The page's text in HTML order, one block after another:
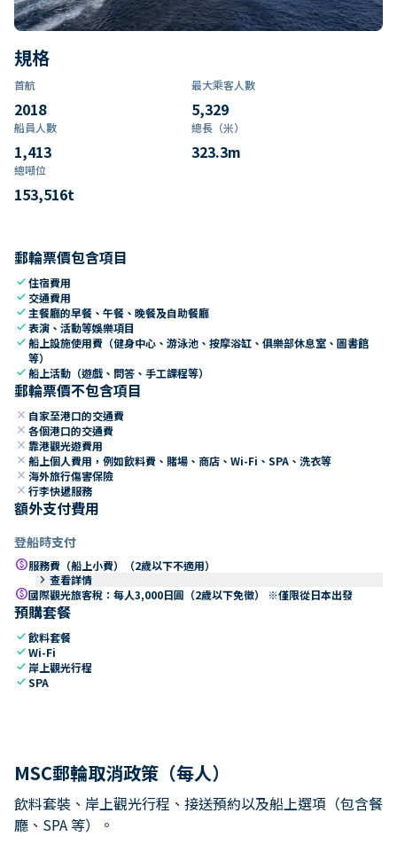
規格
首航
2018
最大乘客人數
5,329
船員人數
1,413
總長（米）
323.3m
總噸位
153,516t
郵輪票價包含項目
check住宿費用
check 交通費用
check 主餐廳的早餐、午餐、晚餐及自助餐廳
check表演、活動等娛樂項目
check船上設施使用費（健身中心、游泳池、按摩浴缸、俱樂部休息室、圖書館
等）
check船上活動（遊戲、問答、手工課程等）
郵輪票價不包含項目
close 自家至港口的交通費
close 各個港口的交通費
close 靠港觀光遊費用
close 船上個人費用，例如飲料費、賭場、商店、Wi-Fi、SPA、洗衣等
close 海外旅行傷害保險
close 行李快遞服務
額外支付費用
登船時支付
paid服務費（船上小費）（2歲以下不適用）
keyboard_arrow_right 查看詳情
paid國際觀光旅客稅：每人3,000日圓（2歲以下免徵） ※僅限從日本出發
預購套餐
check飲料套餐
checkWi-Fi
check 岸上觀光行程
checkSPA
MSC郵輪取消政策（每人）
飲料套裝、岸上觀光行程、接送預約以及船上選項（包含餐
廳、SPA 等）。